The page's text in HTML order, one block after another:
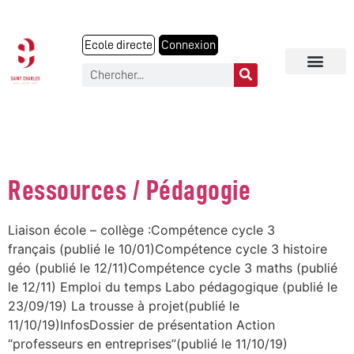
Ecole directe Connexion
Ressources / Pédagogie
Liaison école – collège :Compétence cycle 3
français (publié le 10/01)Compétence cycle 3 histoire
géo (publié le 12/11)Compétence cycle 3 maths (publié
le 12/11) Emploi du temps Labo pédagogique (publié le
23/09/19) La trousse à projet(publié le
11/10/19)InfosDossier de présentation Action
“professeurs en entreprises”(publié le 11/10/19)